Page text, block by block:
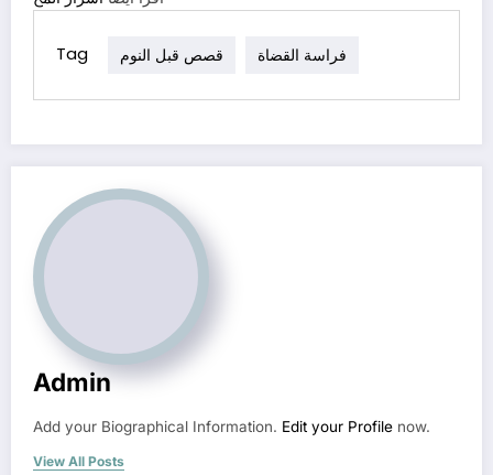
Tag فراسة القضاة قصص قبل النوم
Admin
Add your Biographical Information. Edit your Profile now.
View All Posts